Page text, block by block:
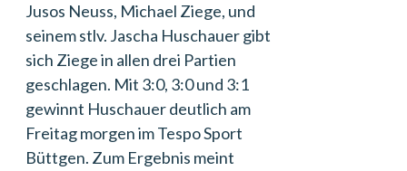
Jusos Neuss, Michael Ziege, und
seinem stlv. Jascha Huschauer gibt
sich Ziege in allen drei Partien
geschlagen. Mit 3:0, 3:0 und 3:1
gewinnt Huschauer deutlich am
Freitag morgen im Tespo Sport
Büttgen. Zum Ergebnis meint